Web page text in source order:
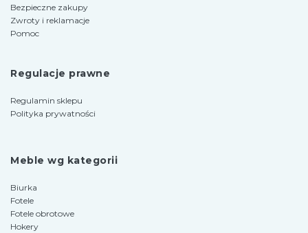
Bezpieczne zakupy
Zwroty i reklamacje
Pomoc
Regulacje prawne
Regulamin sklepu
Polityka prywatności
Meble wg kategorii
Biurka
Fotele
Fotele obrotowe
Hokery